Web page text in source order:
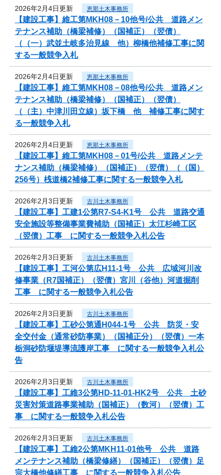
2026年2月4日更新 恵那土木事務所
【建設工事】維工第MKH08－10他号/公共 道路メン
テナンス補助（橋梁補修）（国補正）（翌債）
（（一）武並土岐多治見線 他）柳橋他補修工事に関
する一般競争入札
2026年2月4日更新 恵那土木事務所
【建設工事】維工第MKH08－08他号/公共 道路メン
テナンス補助（橋梁補修）（国補正）（翌債）
（（主）中津川田立線）坂下橋 他 補修工事に関す
る一般競争入札
2026年2月4日更新 恵那土木事務所
【建設工事】維工第MKH08－01号/公共 道路メンテ
ナンス補助（橋梁補修）（国補正）（翌債）（（国）
256号）桟道橋2補修工事に関する一般競争入札
2026年2月3日更新 古川土木事務所
【建設工事】工建1公第R7-S4-K1号 公共 道路交通
安全施設等整備事業費補助（国補正）太江杉崎工区
（翌債）工事 に関する一般競争入札公告
2026年2月3日更新 古川土木事務所
【建設工事】工河公第広H11-1号 公共 広域河川改
修事業（R7国補正）（翌債）宮川（谷他）河道掘削
工事 に関する一般競争入札公告
2026年2月3日更新 古川土木事務所
【建設工事】工砂公第通H044-1号 公共 防災・安
全交付金（通常砂防事業）（国補正分）（翌債）一本
栃洞砂防堰堤導流護岸工事 に関する一般競争入札公
告
2026年2月3日更新 古川土木事務所
【建設工事】工維3公第HD-11-01-HK2号 公共 土砂
災害対策道路事業補助（国補正）（数河）（翌債）工
事 に関する一般競争入札公告
2026年2月3日更新 古川土木事務所
【建設工事】工維2公第MKH11-01他号 公共 道路
メンテナンス補助（橋梁修繕）（国補正）（翌債）足
宗大橋他修繕工事 に関する一般競争入札公告